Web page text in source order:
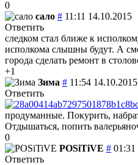
0
сало # 11:11 14.10.2015
Ответить
следком стал ближе к
исполкома слышны будут. А
города сделать ремонт в
+1
Зима # 11:54 14.10.2015
Ответить
продуманные. Покурить,
Отдышаться, попить
0
POSiTiVE # 01:31
Ответить